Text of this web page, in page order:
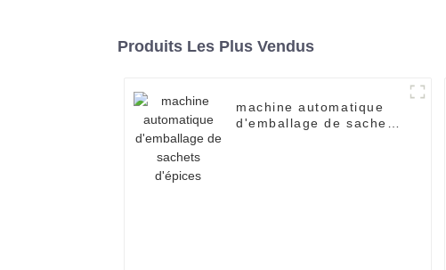
Produits Les Plus Vendus
machine automatique
d'emballage de sachets